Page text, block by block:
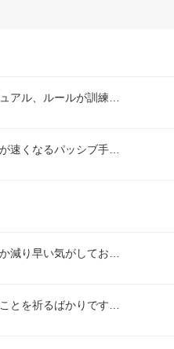
アル、ルールが訓練…
速くなるパッシブ手…
減り早い気がしてお…
とを祈るばかりです…